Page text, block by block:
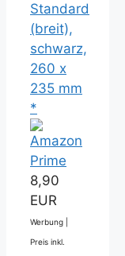
Standard
(breit),
schwarz,
260 x
235 mm
*
8,90
EUR
Werbung |
Preis inkl.